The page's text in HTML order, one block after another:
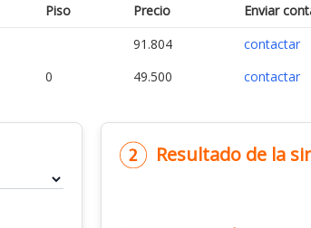
Piso Precio Enviar
91.804 contactar
0 49.500 contactar
Resultado de la